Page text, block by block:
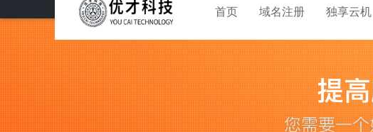
首页 域名注册 独享云机